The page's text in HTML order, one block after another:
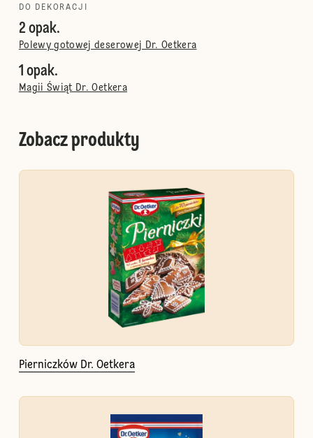
DO DEKORACJI
2 opak.
Polewy gotowej deserowej Dr. Oetkera
1 opak.
Magii Świąt Dr. Oetkera
Zobacz produkty
Pierniczków Dr. Oetkera